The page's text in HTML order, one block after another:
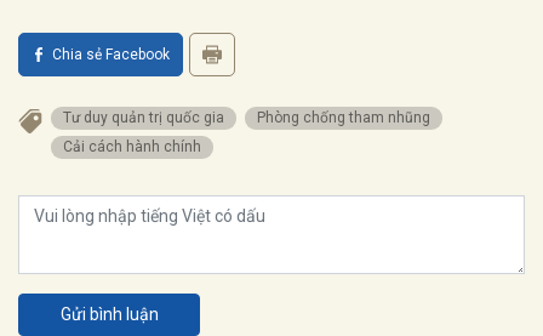
Chia sẻ Facebook
tư duy quản trị quốc gia
phòng chống tham nhũng
cải cách hành chính
Gửi bình luận